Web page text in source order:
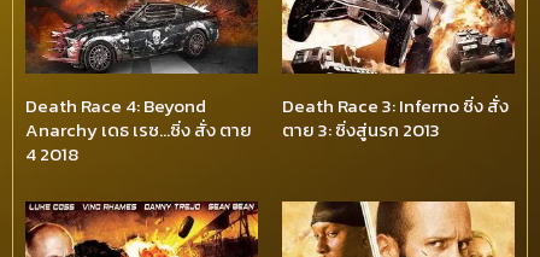
Death Race 4: Beyond
Anarchy เดธ เรซ…ซิ่ง สั่ง ตาย
4 2018
Death Race 3: Inferno ซิ่ง สั่ง
ตาย 3: ซิ่งสู่นรก 2013